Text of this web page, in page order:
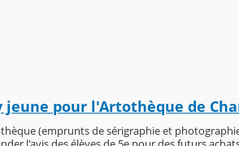
jeune pour l'Artothèque de
(emprunts de sérigraphie et